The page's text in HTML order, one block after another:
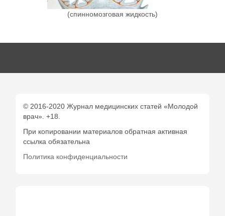
(спинномозговая жидкость)
© 2016-2020 Журнал медицинских статей «Молодой
врач». +18.
При копировании материалов обратная активная
ссылка обязательна
Политика конфиденциальности